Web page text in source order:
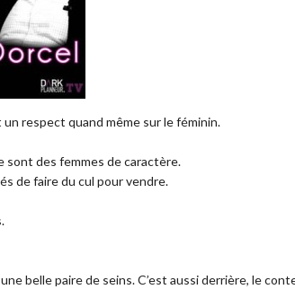
respect quand même sur le féminin.
sont des femmes de caractère.
de faire du cul pour vendre.
belle paire de seins. C’est aussi derrière, le